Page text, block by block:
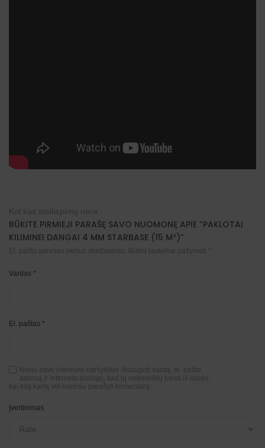
Kol kas atsiliepimų nėra.
BŪKITE PIRMIEJI PARAŠĘ SAVO NUOMONĘ APIE “PAKLOTAI
KILIMINEI DANGAI 4 MM STARBASE (15 M²)”
El. pašto adresas nebus skelbiamas. Būtini laukeliai pažymėti
Vardas *
El. paštas *
Noriu savo interneto naršyklėje išsaugoti vardą, el. pašto
adresą ir interneto puslapį, kad jų nebereiktų įvesti iš naujo,
kai kitą kartą vėl norėsiu parašyti komentarą.
Įvertinimas